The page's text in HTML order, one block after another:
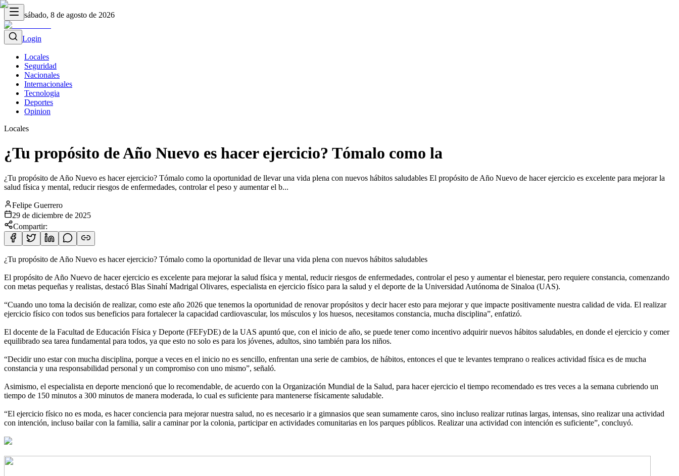
sábado, 8 de agosto de 2026
Login
Locales
Seguridad
Nacionales
Internacionales
Tecnologia
Deportes
Opinion
Locales
¿Tu propósito de Año Nuevo es hacer ejercicio? Tómalo como la
¿Tu propósito de Año Nuevo es hacer ejercicio? Tómalo como la oportunidad de llevar una vida plena con nuevos hábitos saludables El propósito de Año Nuevo de hacer ejercicio es excelente para mejorar la
salud física y mental, reducir riesgos de enfermedades, controlar el peso y aumentar el b...
Felipe Guerrero
29 de diciembre de 2025
Compartir:
¿Tu propósito de Año Nuevo es hacer ejercicio? Tómalo como la oportunidad de llevar una vida plena con nuevos hábitos saludables
El propósito de Año Nuevo de hacer ejercicio es excelente para mejorar la salud física y mental, reducir riesgos de enfermedades, controlar el peso y aumentar el bienestar, pero requiere constancia, comenzando
con metas pequeñas y realistas, destacó Blas Sinahí Madrigal Olivares, especialista en ejercicio físico para la salud y el deporte de la Universidad Autónoma de Sinaloa (UAS).
“Cuando uno toma la decisión de realizar, como este año 2026 que tenemos la oportunidad de renovar propósitos y decir hacer esto para mejorar y que impacte positivamente nuestra calidad de vida. El realizar
ejercicio físico con todos sus beneficios para fortalecer la capacidad cardiovascular, los músculos y los huesos, necesitamos constancia, mucha disciplina”, enfatizó.
El docente de la Facultad de Educación Física y Deporte (FEFyDE) de la UAS apuntó que, con el inicio de año, se puede tener como incentivo adquirir nuevos hábitos saludables, en donde el ejercicio y comer
equilibrado sea tarea fundamental para todos, ya que esto no solo es para los jóvenes, adultos, sino también para los niños.
“Decidir uno estar con mucha disciplina, porque a veces en el inicio no es sencillo, enfrentan una serie de cambios, de hábitos, entonces el que te levantes temprano o realices actividad física es de mucha
constancia y una responsabilidad personal y un compromiso con uno mismo”, señaló.
Asimismo, el especialista en deporte mencionó que lo recomendable, de acuerdo con la Organización Mundial de la Salud, para hacer ejercicio el tiempo recomendado es tres veces a la semana cubriendo un
tiempo de 150 minutos a 300 minutos de manera moderada, lo cual es suficiente para mantenerse físicamente saludable.
“El ejercicio físico no es moda, es hacer conciencia para mejorar nuestra salud, no es necesario ir a gimnasios que sean sumamente caros, sino incluso realizar rutinas largas, intensas, sino realizar una actividad
con intención, incluso bailar con la familia, salir a caminar por la colonia, participar en actividades comunitarias en los parques públicos. Realizar una actividad con intención es suficiente”, concluyó.